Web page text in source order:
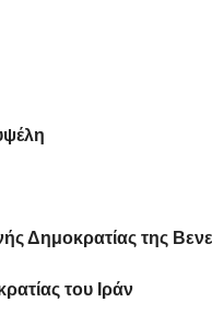
Δημοκρατίας της
του Ιράν